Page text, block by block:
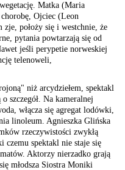
Matka (Maria
Ojciec (Leon
zje, położy się i westchnie, że
pytania powtarzają się od
jeśli perypetie norweskiej
telenoweli,
niż arcydziełem, spektakl
szczegół. Na kameralnej
włącza się agregat lodówki,
linoleum. Agnieszka Glińska
rzeczywistości zwykłą
czemu spektakl nie staje się
Aktorzy nierzadko grają
młodsza Siostra Moniki